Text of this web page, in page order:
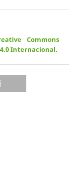
Commons
Internacional.